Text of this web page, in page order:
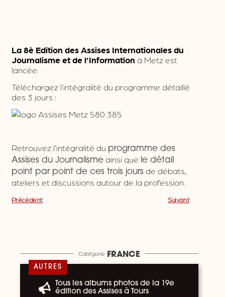
La 8è Edition des Assises Internationales du
Journalisme et de l’Information à Metz est
lancée.
Téléchargez l’intégralité du programme détaillé
des 3 jours :
Retrouvez l’intégralité du programme des
Assises du Journalismeainsi que le détail
point par point de ces trois jours de débats,
ateliers et discussions autour de la profession.
Précédent Suivant
Catégorie FRANCE
AUTRES
Tous les albums photos de la 19e
édition des Assises à Tours